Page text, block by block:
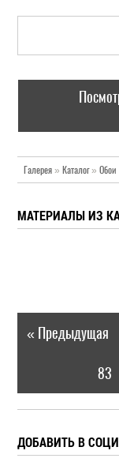
Галерея » Каталог» Обои
МАТЕРИАЛЫ ИЗ
« Предыдущая
83
ДОБАВИТЬ В